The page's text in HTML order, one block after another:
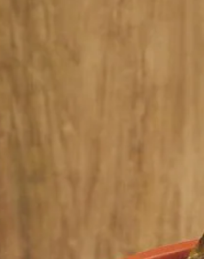
stromend water en verwijder
passen, braad dan in 2
alles afgedekt 35-40 min.
maak 800 g
stukken. 4. Gebakken